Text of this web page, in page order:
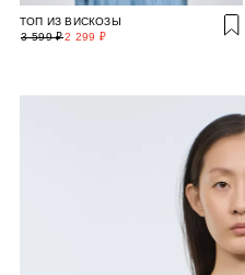
ТОП ИЗ ВИСКОЗЫ
2 299 ₽
3 599 ₽